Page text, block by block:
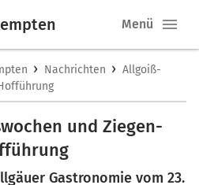
Menü
› Nachrichten › Allgoiß-
und Ziegen-
Gastronomie vom 23.